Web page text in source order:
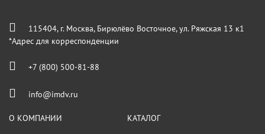
115404, г. Москва, Бирюлёво Восточное, ул. Ряжская 13 к1
*Адрес для корреспонденции
+7 (800) 500-81-88
info@imdv.ru
О КОМПАНИИ КАТАЛОГ